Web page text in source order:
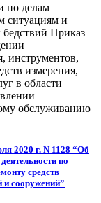
по делам
ситуациям и
Приказ
инструментов,
измерения,
в области
обслуживанию
2020 г. N 1128 “Об
по
средств
и сооружений”